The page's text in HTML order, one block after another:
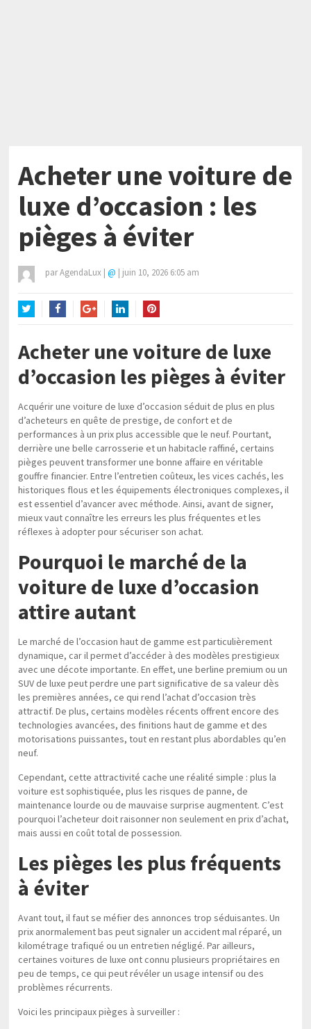
Acheter une voiture de
luxe d’occasion : les
pièges à éviter
parAgendaLux | @ | juin 10, 2026 6:05 am
Acheter une voiture de luxe
d’occasion les pièges à éviter
Acquérir une voiture de luxe d’occasion séduit de plus en plus
d’acheteurs en quête de prestige, de confort et de
performances à un prix plus accessible que le neuf. Pourtant,
derrière une belle carrosserie et un habitacle raffiné, certains
pièges peuvent transformer une bonne affaire en véritable
gouffre financier. Entre l’entretien coûteux, les vices cachés, les
historiques flous et les équipements électroniques complexes, il
est essentiel d’avancer avec méthode. Ainsi, avant de signer,
mieux vaut connaître les erreurs les plus fréquentes et les
réflexes à adopter pour sécuriser son achat.
Pourquoi le marché de la
voiture de luxe d’occasion
attire autant
Le marché de l’occasion haut de gamme est particulièrement
dynamique, car il permet d’accéder à des modèles prestigieux
avec une décote importante. En effet, une berline premium ou un
SUV de luxe peut perdre une part significative de sa valeur dès
les premières années, ce qui rend l’achat d’occasion très
attractif. De plus, certains modèles récents offrent encore des
technologies avancées, des finitions haut de gamme et des
motorisations puissantes, tout en restant plus abordables qu’en
neuf.
Cependant, cette attractivité cache une réalité simple : plus la
voiture est sophistiquée, plus les risques de panne, de
maintenance lourde ou de mauvaise surprise augmentent. C’est
pourquoi l’acheteur doit raisonner non seulement en prix d’achat,
mais aussi en coût total de possession.
Les pièges les plus fréquents
à éviter
Avant tout, il faut se méfier des annonces trop séduisantes. Un
prix anormalement bas peut signaler un accident mal réparé, un
kilométrage trafiqué ou un entretien négligé. Par ailleurs,
certaines voitures de luxe ont connu plusieurs propriétaires en
peu de temps, ce qui peut révéler un usage intensif ou des
problèmes récurrents.
Voici les principaux pièges à surveiller :